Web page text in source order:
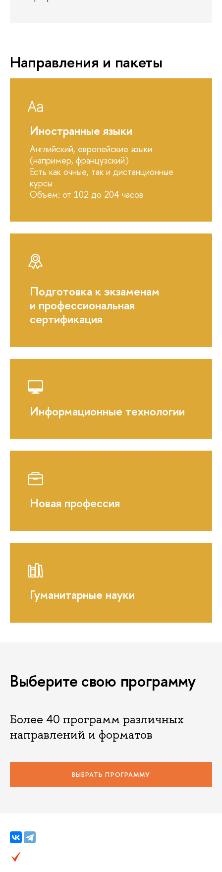
Направления и пакеты
Иностранные языки
Английский, европейские языки
(например, французский)
Есть как очные, так и дистанционные
курсы
Объем: от 102 до 204 часов
Подготовка к экзаменам
и профессиональная
сертификация
Информационные технологии
Новая профессия
Гуманитарные науки
Выберите свою программу
Более 40 программ различных
направлений и форматов
ВЫБРАТЬ ПРОГРАММУ